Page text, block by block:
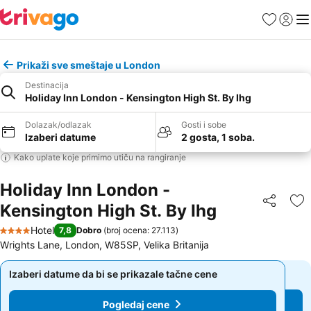
FavoritiPrijavi
Prikaži sve smeštaje u London
Destinacija
Holiday Inn London - Kensington High St. By Ihg
Dolazak/odlazak
Izaberi datume
Gosti i sobe
2 gosta, 1 soba.
Kako uplate koje primimo utiču na rangiranje
Holiday Inn London -
Kensington High St. By Ihg
Deli
4 Zvezdice
Hotel 7,8 Dobro (broj ocena: 27.113)
Wrights Lane, London, W85SP, Velika Britanija
Izaberi datume da bi se prikazale tačne cene
Pogledaj cene
Izaberi datume da bi se prikazale tačne cene
Pogledaj cene